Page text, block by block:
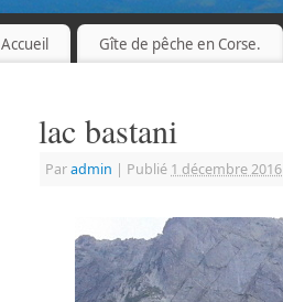
Accueil Gîte de pêche en Corse.
lac bastani
Paradmin | Publié 1 décembre 2016